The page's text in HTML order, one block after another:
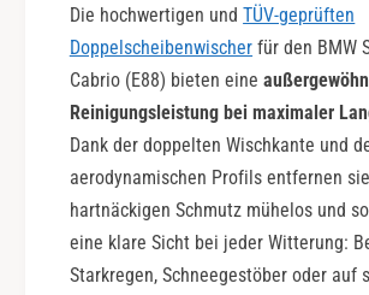
Die hochwertigen undTÜV-geprüften
Doppelscheibenwischer für den BMW
Cabrio (E88) bieten eine
Reinigungsleistung bei maximaler
Dank der doppelten Wischkante und
aerodynamischen Profils entfernen
hartnäckigen Schmutz mühelos und
eine klare Sicht bei jeder Witterung:
Starkregen, Schneegestöber oder auf